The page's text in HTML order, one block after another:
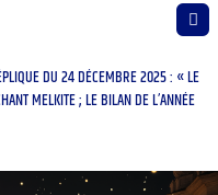
DU 24 DÉCEMBRE 2025 : « LE
MELKITE ; LE BILAN DE L’ANNÉE